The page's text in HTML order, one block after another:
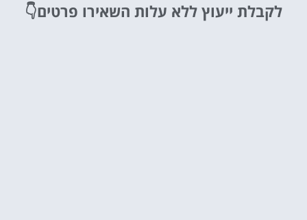
לקבלת ייעוץ ללא עלות השאירו פרטים👇